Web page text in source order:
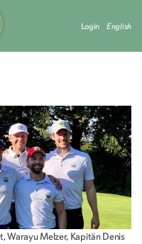
Login English
Warayu Melzer, Kapitän Denis